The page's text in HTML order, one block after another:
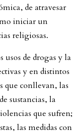
de atravesar
iniciar un
religiosas.
usos de drogas y la
y en distintos
que conllevan, las
sustancias, la
que sufren;
las medidas con